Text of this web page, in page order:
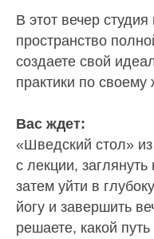
В этот вечер
пространство
создаете свой
практики по
Вас ждет:
«Шведский стол»
с лекции,
затем уйти в
йогу и завершить
решаете, какой